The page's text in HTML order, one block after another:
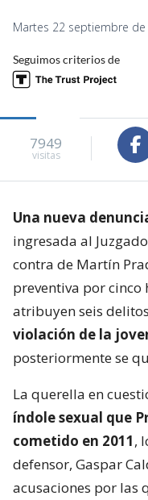
Martes 22 septiembre
Seguimos criterios de
7949
visitas
Una nueva
ingresada al
contra de Martín
preventiva por cinco
atribuyen seis
violación de la
posteriormente se
La querella en
índole sexual que
cometido en 2011,
defensor, Gaspar
acusaciones por las